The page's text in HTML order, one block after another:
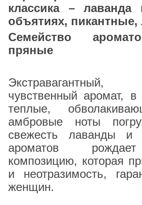
классика – лаванда
объятиях,
Семейство
пряные
Экстравагантный,
чувственный аромат, в
теплые,
амбровые ноты
свежесть лаванды и
ароматов
композицию, которая
и неотразимость,
женщин.